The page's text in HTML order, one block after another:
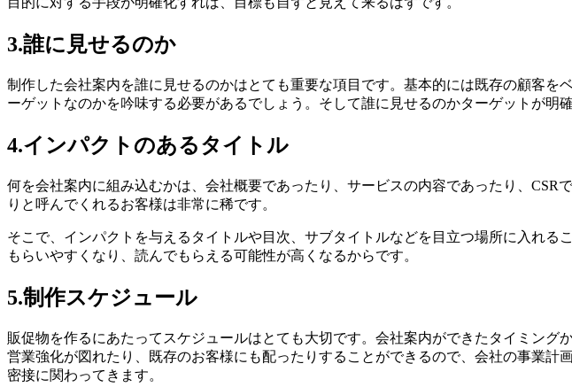
3.誰に見せるのか
制作した会社案内を誰に見せるのかはとても重要な項目です。基本的には既存の顧客
ーゲットなのかを吟味する必要があるでしょう。そして誰に見せるのかターゲットが明
4.インパクトのあるタイトル
何を会社案内に組み込むかは、会社概要であったり、サービスの内容であったり、
りと呼んでくれるお客様は非常に稀です。
そこで、 インパクトを与えるタイトルや目次、サブタイトルなどを目立つ場所に入れる
もらいやすくなり、読んでもらえる可能性が高くなるからです。
5.制作スケジュール
販促物を作るにあたってスケジュールはとても大切です。 会社案内ができたタイミング
営業強化が図れたり、既存のお客様にも配ったりすることができるので、会社の事業計
密接に関わってきます。